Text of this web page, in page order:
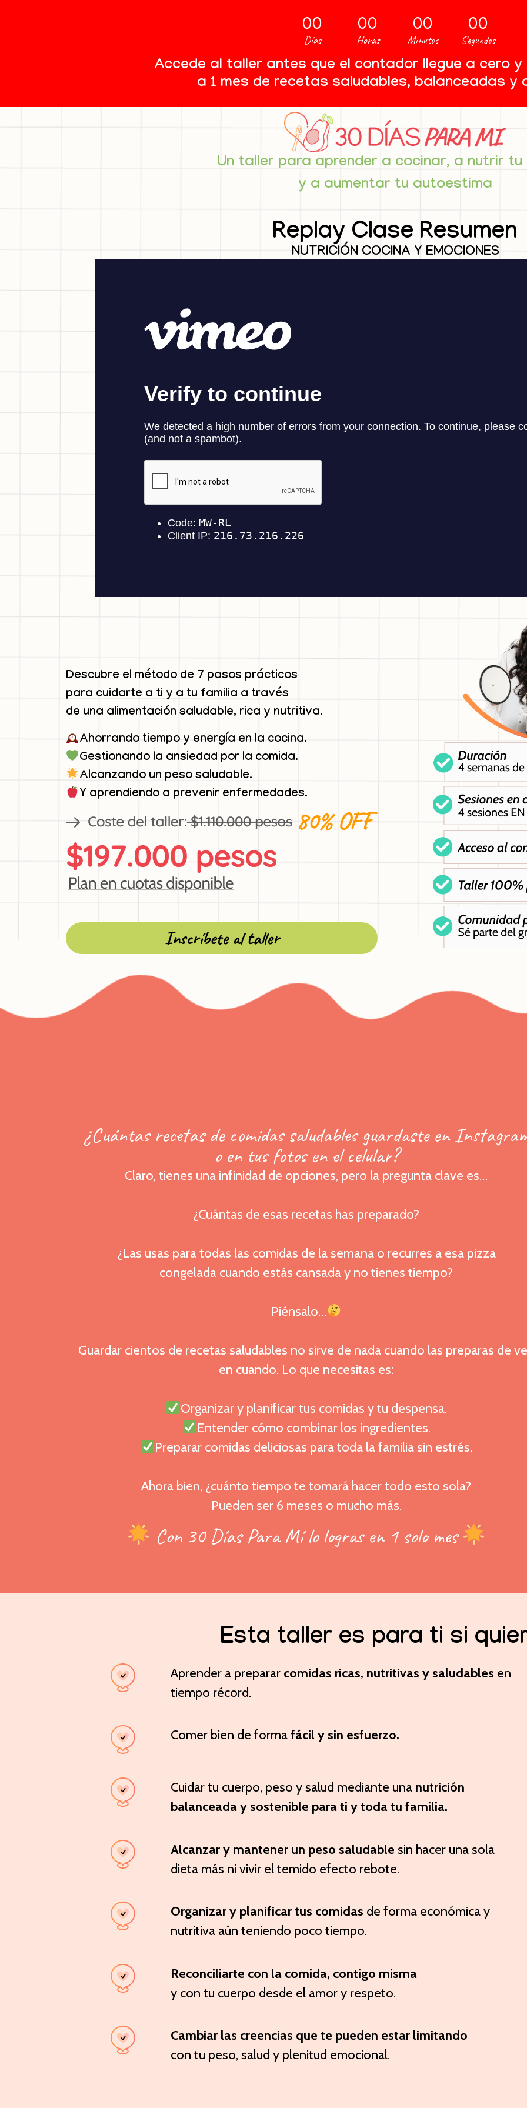
00
Días
00
Horas
00
Minutos
00
Segundos
Accede al taller antes que el contador llegue a cero
a 1 mes de recetas saludables, balanceadas y
Un taller para aprender a cocinar, a nutrir tu
y a aumentar tu autoestima
Replay Clase Resumen
NUTRICIÓN COCINA Y EMOCIONES
Descubre el método de 7 pasos prácticos
para cuidarte a ti y a tu familia a través
de una alimentación saludable, rica y nutritiva.
Ahorrando tiempo y energía en la cocina.
Gestionando la ansiedad por la comida.
Alcanzando un peso saludable.
Y aprendiendo a prevenir enfermedades.
Inscríbete al taller
¿Cuántas recetas de comidas saludables guardaste en
o en tus fotos en el celular?
Claro, tienes una infinidad de opciones, pero la pregunta clave es…
¿Cuántas de esas recetas has preparado?
¿Las usas para todas las comidas de la semana o recurres a esa pizza
congelada cuando estás cansada y no tienes tiempo?
Piénsalo…
Guardar cientos de recetas saludables no sirve de nada cuando las preparas de
en cuando. Lo que necesitas es:
Organizar y planificar tus comidas y tu despensa.
Entender cómo combinar los ingredientes.
Preparar comidas deliciosas para toda la familia sin estrés.
Ahora bien, ¿cuánto tiempo te tomará hacer todo esto sola?
Pueden ser 6 meses o mucho más.
Con 30 Días Para Mí lo logras en 1 solo mes
Esta taller es para ti si
Aprender a preparar comidas ricas, nutritivas y saludables en
tiempo récord.
Comer bien de formafácil y sin esfuerzo.
Cuidar tu cuerpo, peso y salud mediante una nutrición
balanceada y sostenible para ti y toda tu familia.
Alcanzar y mantener un peso saludable sin hacer una sola
dieta más ni vivir el temido efecto rebote.
Organizar y planificar tus comidas de forma económica y
nutritiva aún teniendo poco tiempo.
Reconciliarte con la comida, contigo misma
y con tu cuerpo desde el amor y respeto.
Cambiar las creencias que te pueden estar limitando
con tu peso, salud y plenitud emocional.